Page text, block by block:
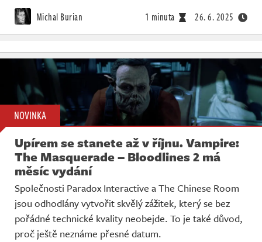
Michal Burian 1 minuta 26. 6. 2025
NOVINKA
Upírem se stanete až v říjnu. Vampire:
The Masquerade – Bloodlines 2 má
měsíc vydání
Společnosti Paradox Interactive a The Chinese Room
jsou odhodlány vytvořit skvělý zážitek, který se bez
pořádné technické kvality neobejde. To je také důvod,
proč ještě neznáme přesné datum.